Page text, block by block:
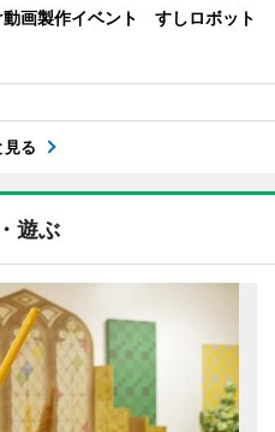
動画製作イベント すしロボット
見る
遊ぶ